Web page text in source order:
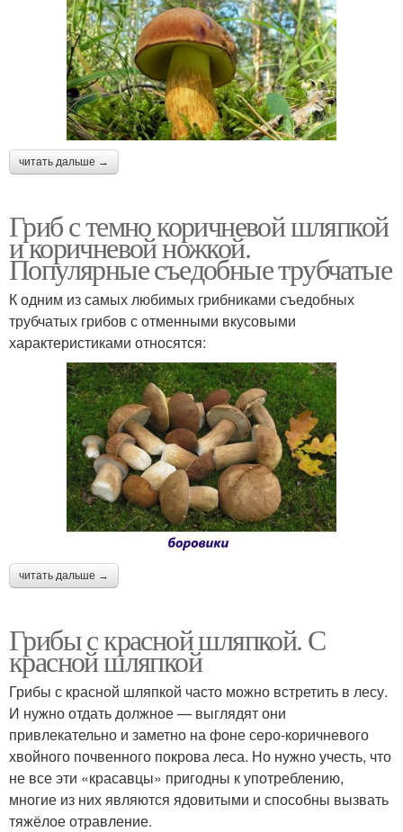
читать дальше →
Гриб с темно коричневой шляпкой
и коричневой ножкой.
Популярные съедобные трубчатые
К одним из самых любимых грибниками съедобных
трубчатых грибов с отменными вкусовыми
характеристиками относятся:
читать дальше →
Грибы с красной шляпкой. С
красной шляпкой
Грибы с красной шляпкой часто можно встретить в лесу.
И нужно отдать должное — выглядят они
привлекательно и заметно на фоне серо-коричневого
хвойного почвенного покрова леса. Но нужно учесть, что
не все эти «красавцы» пригодны к употреблению,
многие из них являются ядовитыми и способны вызвать
тяжёлое отравление.